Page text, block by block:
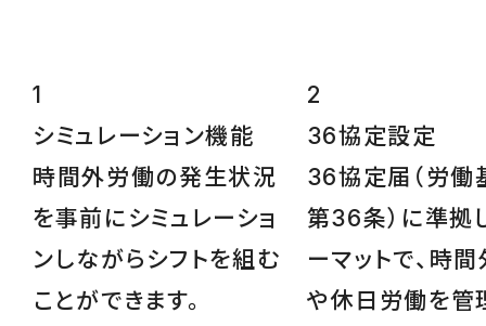
1
シミュレーション機能
時間外労働の発生状況
を事前にシミュレーショ
ンしながらシフトを組む
ことができます。
2
36協定設定
36協定届（労働
第36条）に準拠
ーマットで、時
や休日労働を管